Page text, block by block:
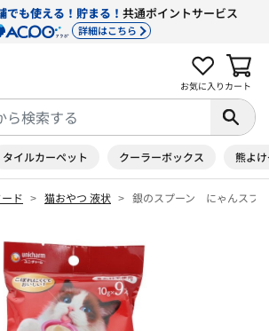
でも使える！貯まる！ 共通ポイントサービス
詳細はこちら
お気に入り カート
タイルカーペット クーラーボックス 熊よ
ド 猫おやつ 液状 銀のスプーン にゃんスプ